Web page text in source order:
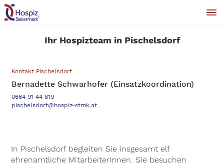
Ihr Hospizteam in Pischelsdorf
Kontakt Pischelsdorf
Bernadette Schwarhofer (Einsatzkoordination)
0664 91 44 819
pischelsdorf@hospiz-stmk.at
In Pischelsdorf begleiten Sie insgesamt elf
ehrenamtliche MitarbeiterInnen. Sie besuchen